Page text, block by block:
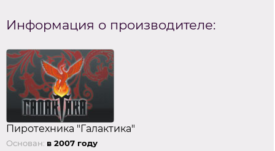
Информация о производителе:
Пиротехника "Галактика"
Основан: в 2007 году